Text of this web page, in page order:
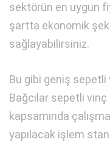
sektörün en uygun
şartta ekonomik
sağlayabilirsiniz.
Bu gibi geniş
Bağcılar sepetli
kapsamında
yapılacak işlem